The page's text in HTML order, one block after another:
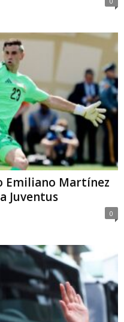
Emiliano Martínez
Juventus
0